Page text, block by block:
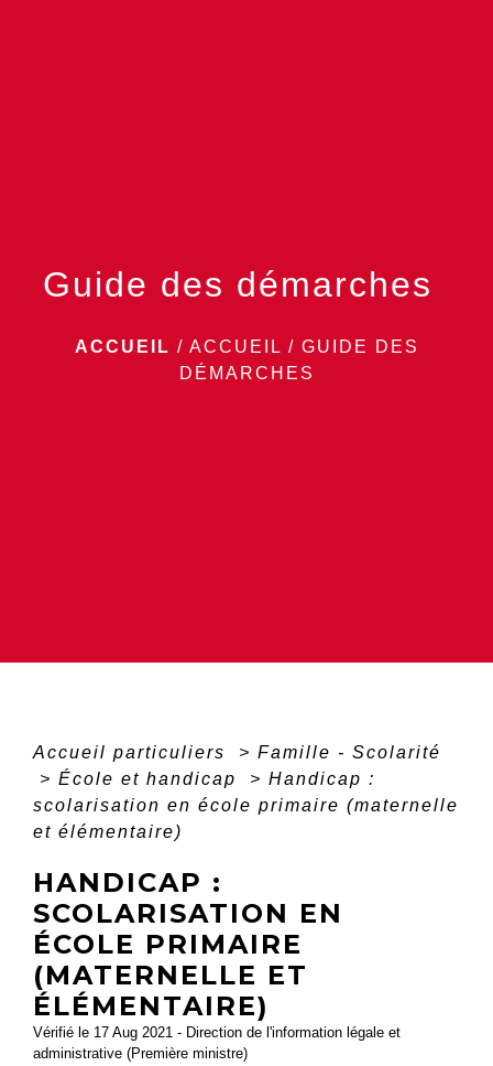
Guide des démarches
ACCUEIL / ACCUEIL / GUIDE DES
DÉMARCHES
Accueil particuliers > Famille - Scolarité
> École et handicap > Handicap :
scolarisation en école primaire (maternelle
et élémentaire)
HANDICAP :
SCOLARISATION EN
ÉCOLE PRIMAIRE
(MATERNELLE ET
ÉLÉMENTAIRE)
Vérifié le 17 Aug 2021 - Direction de l'information légale et
administrative (Première ministre)